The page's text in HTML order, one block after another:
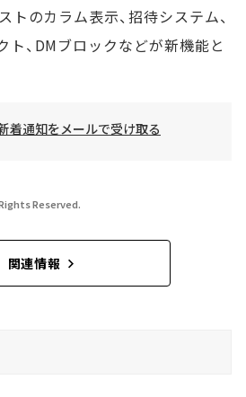
トのカラム表示、招待システム、
、DMブロックなどが新機能と
着通知をメールで受け取る
Reserved.
関連情報